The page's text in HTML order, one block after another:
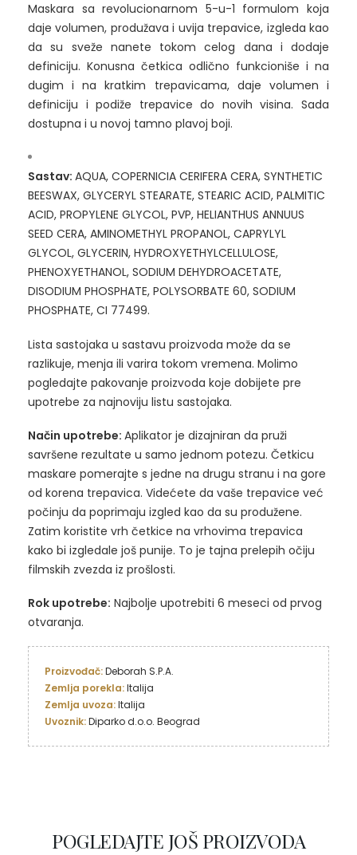
Maskara sa revolucionarnom 5-u-1 formulom koja
daje volumen, produžava i uvija trepavice, izgleda kao
da su sveže nanete tokom celog dana i dodaje
definiciju. Konusna četkica odlično funkcioniše i na
dugim i na kratkim trepavicama, daje volumen i
definiciju i podiže trepavice do novih visina. Sada
dostupna i u novoj tamno plavoj boji.
Sastav: AQUA, COPERNICIA CERIFERA CERA, SYNTHETIC
BEESWAX, GLYCERYL STEARATE, STEARIC ACID, PALMITIC
ACID, PROPYLENE GLYCOL, PVP, HELIANTHUS ANNUUS
SEED CERA, AMINOMETHYL PROPANOL, CAPRYLYL
GLYCOL, GLYCERIN, HYDROXYETHYLCELLULOSE,
PHENOXYETHANOL, SODIUM DEHYDROACETATE,
DISODIUM PHOSPHATE, POLYSORBATE 60, SODIUM
PHOSPHATE, CI 77499.
Lista sastojaka u sastavu proizvoda može da se
razlikuje, menja ili varira tokom vremena. Molimo
pogledajte pakovanje proizvoda koje dobijete pre
upotrebe za najnoviju listu sastojaka.
Način upotrebe: Aplikator je dizajniran da pruži
savršene rezultate u samo jednom potezu. Četkicu
maskare pomerajte s jedne na drugu stranu i na gore
od korena trepavica. Videćete da vaše trepavice već
počinju da poprimaju izgled kao da su produžene.
Zatim koristite vrh četkice na vrhovima trepavica
kako bi izgledale još punije. To je tajna prelepih očiju
filmskih zvezda iz prošlosti.
Rok upotrebe: Najbolje upotrebiti 6 meseci od prvog
otvaranja.
Proizvođač:
Zemlja porekla:
Zemlja uvoza:
Uvoznik: Diparko d.o.o. Beograd
POGLEDAJTE JOŠ PROIZVODA